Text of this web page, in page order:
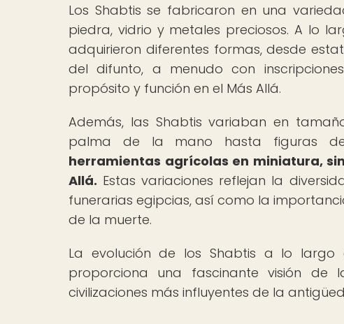
Los Shabtis se fabricaron en una
piedra, vidrio y metales preciosos. A lo
adquirieron diferentes formas, desde
del difunto, a menudo con
propósito y función en el Más Allá.
Además, las Shabtis variaban en
palma de la mano hasta figuras
herramientas agrícolas en miniatura,
Allá. Estas variaciones reflejan la
funerarias egipcias, así como la
de la muerte.
La evolución de los Shabtis a lo
proporciona una fascinante visión
civilizaciones más influyentes de la